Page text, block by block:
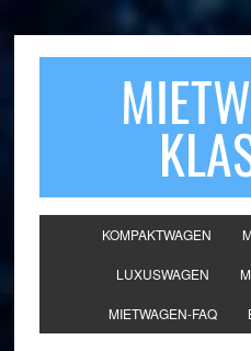
KOMPAKTWAGEN
LUXUSWAGEN
MIETWAGEN-FAQ